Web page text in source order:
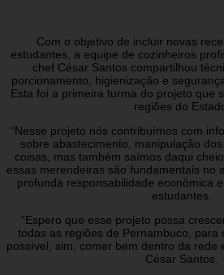
Com o objetivo de incluir novas
estudantes, a equipe de cozinheiros
chef César Santos compartilhou
porcionamento, higienização e
Esta foi a primeira turma do projeto que
regiões do
“Nesse projeto nós contribuímos com
sobre abastecimento, manipulação
coisas, mas também saímos daqui
essas merendeiras são fundamentais no
profunda responsabilidade econômica
estudantes.
“Espero que esse projeto possa
todas as regiões de Pernambuco, para
possível, sim, comer bem dentro da rede
César Santos.